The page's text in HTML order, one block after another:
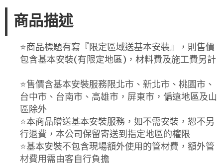
商品描述
⭐️商品標題有寫『限定區域送基本安裝』，則售價
包含基本安裝(有限定地區)，材料費及施工費另計
⭐️售價含基本安裝服務限北市、新北市、桃園市、
台中市、台南市、高雄市，屏東市，偏遠地區及山
區除外
⭐️本商品贈送基本安裝服務，如不需安裝，恕不另
行退費，本公司保留寄送到指定地區的權限
⭐️基本安裝不包含現場額外使用的管材費，額外管
材費用需由客自行負擔